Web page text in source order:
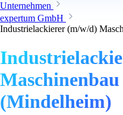
Unternehmen
expertum GmbH
Industrielackierer (m/w/d)
(Mindelheim)